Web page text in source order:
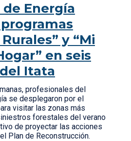
Energía
y “Mi
en seis
Itata
profesionales del
se desplegaron por el
visitar las zonas más
forestales del verano
de proyectar las acciones
Plan de Reconstrucción.